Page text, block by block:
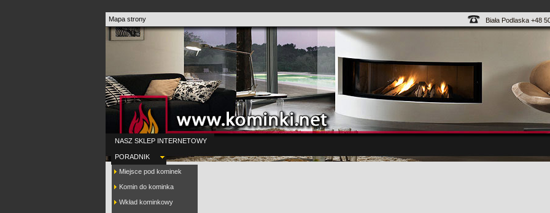
Mapa strony Biała Podlaska +48
NASZ SKLEP INTERNETOWY
PORADNIK
Miejsce pod kominek
Komin do kominka
Wkład kominkowy